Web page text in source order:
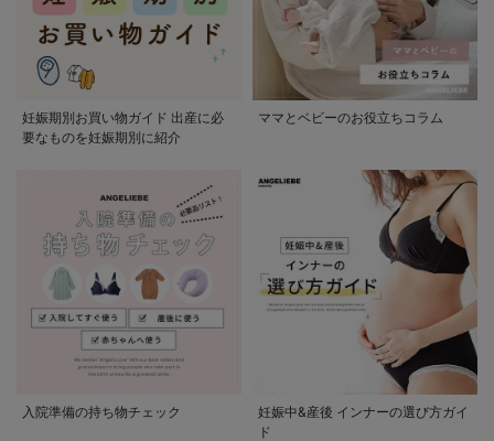
妊娠期別お買い物ガイド 出産に必
要なものを妊娠期別に紹介
ママとベビーのお役立ちコラム
入院準備の持ち物チェック
妊娠中&産後 インナーの選び方ガイ
ド